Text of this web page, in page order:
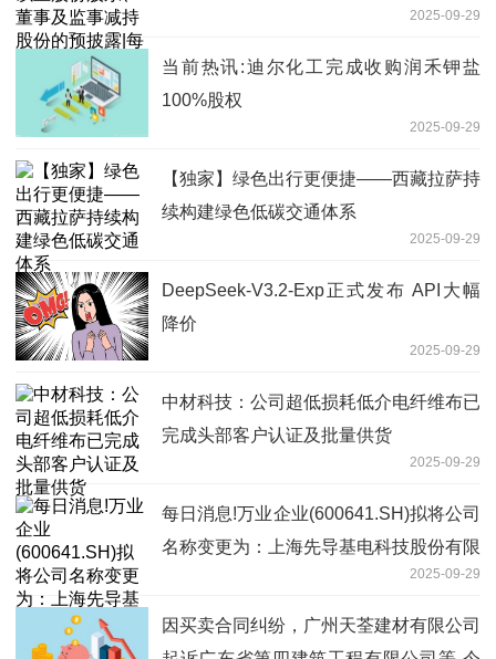
2025-09-29
当前热讯:迪尔化工完成收购润禾钾盐
100%股权
2025-09-29
【独家】绿色出行更便捷——西藏拉萨持
续构建绿色低碳交通体系
2025-09-29
DeepSeek-V3.2-Exp正式发布 API大幅
降价
2025-09-29
中材科技：公司超低损耗低介电纤维布已
完成头部客户认证及批量供货
2025-09-29
每日消息!万业企业(600641.SH)拟将公司
名称变更为：上海先导基电科技股份有限
2025-09-29
因买卖合同纠纷，广州天荃建材有限公司